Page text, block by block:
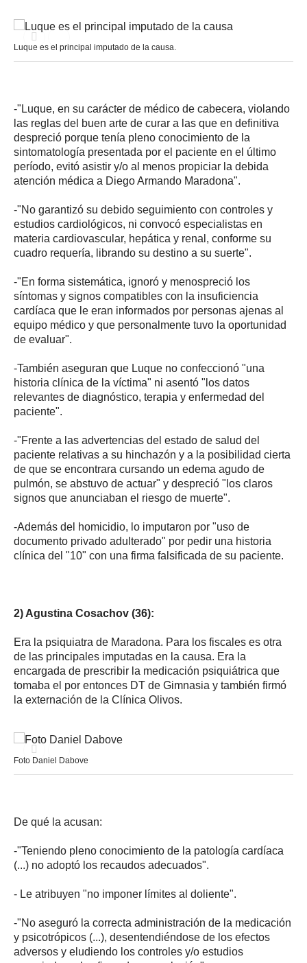
Luque es el principal imputado de la causa.
-"Luque, en su carácter de médico de cabecera, violando
las reglas del buen arte de curar a las que en definitiva
despreció porque tenía pleno conocimiento de la
sintomatología presentada por el paciente en el último
período, evitó asistir y/o al menos propiciar la debida
atención médica a Diego Armando Maradona".
-"No garantizó su debido seguimiento con controles y
estudios cardiológicos, ni convocó especialistas en
materia cardiovascular, hepática y renal, conforme su
cuadro requería, librando su destino a su suerte".
-"En forma sistemática, ignoró y menospreció los
síntomas y signos compatibles con la insuficiencia
cardíaca que le eran informados por personas ajenas al
equipo médico y que personalmente tuvo la oportunidad
de evaluar".
-También aseguran que Luque no confeccionó "una
historia clínica de la víctima" ni asentó "los datos
relevantes de diagnóstico, terapia y enfermedad del
paciente".
-"Frente a las advertencias del estado de salud del
paciente relativas a su hinchazón y a la posibilidad cierta
de que se encontrara cursando un edema agudo de
pulmón, se abstuvo de actuar" y despreció "los claros
signos que anunciaban el riesgo de muerte".
-Además del homicidio, lo imputaron por "uso de
documento privado adulterado" por pedir una historia
clínica del "10" con una firma falsificada de su paciente.
2) Agustina Cosachov (36):
Era la psiquiatra de Maradona. Para los fiscales es otra
de las principales imputadas en la causa. Era la
encargada de prescribir la medicación psiquiátrica que
tomaba el por entonces DT de Gimnasia y también firmó
la externación de la Clínica Olivos.
Foto Daniel Dabove
De qué la acusan:
-"Teniendo pleno conocimiento de la patología cardíaca
(...) no adoptó los recaudos adecuados".
- Le atribuyen "no imponer límites al doliente".
-"No aseguró la correcta administración de la medicación
y psicotrópicos (...), desentendiéndose de los efectos
adversos y eludiendo los controles y/o estudios